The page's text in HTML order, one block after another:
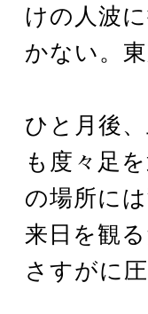
けの人波
かない。
ひと月後
も度々足
の場所に
来日を観
さすがに